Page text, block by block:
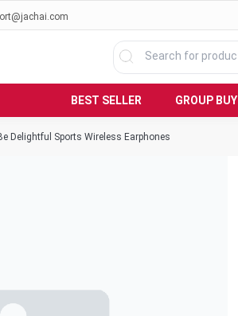
BEST SELLER GROUP BUY
Delightful Sports Wireless Earphones